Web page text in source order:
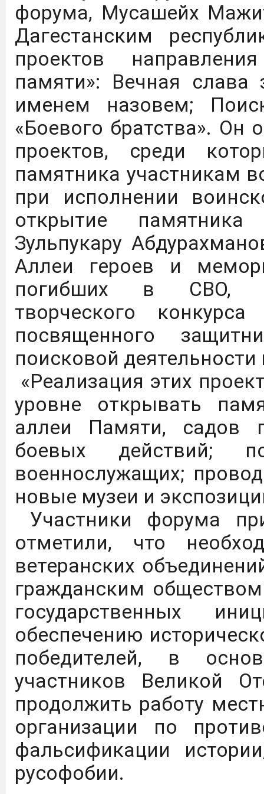
агротехнологических
Дагестанский
имени М.М.
2027 года в
национального проекта
продовольственной
обеспечение
предприятий на
Подробнее
С каталогом
ГАУ можно ознакомиться
ФКП "Щелковский
выпускников ВО и СПО
микробиология,
инженерия.Подробнее
На сайте журнала
приравнивание
наукометрические
ВАК с
На сайте журнала
рекомендация о
рецензируемых
быть
результаты
На сайте журнала
итоговое
ВАК по категориям
На сайте журнала
перечень
должны быть
форума, Мусашейх
Дагестанским
проектов
памяти»: Вечная слава
именем назовем;
«Боевого братства». Он
проектов, среди
памятника участникам
при исполнении
открытие
Зульпукару
Аллеи героев и
погибших в СВО,
творческого
посвященного
поисковой деятельности
«Реализация этих
уровне открывать
аллеи Памяти, садов
боевых действий;
военнослужащих;
новые музеи и
Участники форума
отметили, что
ветеранских
гражданским
государственных
обеспечению
победителей, в
участников Великой
продолжить работу
организации по
фальсификации
русофобии.